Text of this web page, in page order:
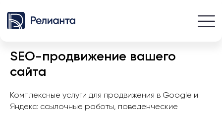
SEO-продвижение вашего
сайта
Комплексные услуги для продвижения в Google и
Яндекс: ссылочные работы, поведенческие